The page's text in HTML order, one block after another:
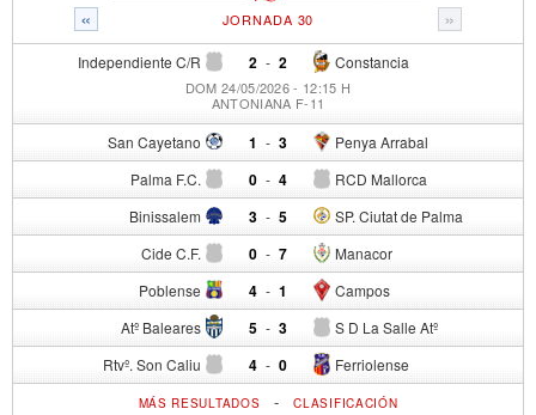
« »
JORNADA 30
Independiente C/R 2 - Constancia
2
DOM 24/05/2026 - 12:15 H
ANTONIANA F-11
San Cayetano 1 - Penya Arrabal
3
Palma F.C. 0 - RCD Mallorca
4
Binissalem 3 - SP. Ciutat de Palma
5
Cide C.F. 0 - Manacor
7
Poblense 4 - Campos
1
Atº Baleares 5 - S D La Salle Atº
3
Rtvº. Son Caliu 4 - Ferriolense
0
MÁS RESULTADOS -CLASIFICACIÓN